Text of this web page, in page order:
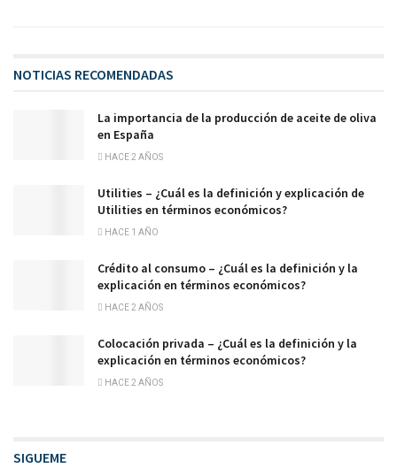
NOTICIAS RECOMENDADAS
La importancia de la producción de aceite de oliva
en España
HACE 2 AÑOS
Utilities – ¿Cuál es la definición y explicación de
Utilities en términos económicos?
HACE 1 AÑO
Crédito al consumo – ¿Cuál es la definición y la
explicación en términos económicos?
HACE 2 AÑOS
Colocación privada – ¿Cuál es la definición y la
explicación en términos económicos?
HACE 2 AÑOS
SIGUEME